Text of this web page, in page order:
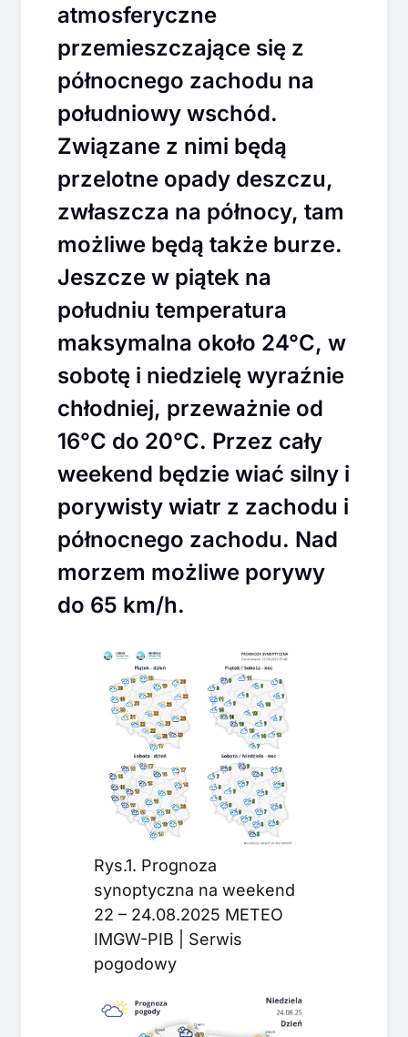
atmosferyczne
przemieszczające się z
północnego zachodu na
południowy wschód.
Związane z nimi będą
przelotne opady deszczu,
zwłaszcza na północy, tam
możliwe będą także burze.
Jeszcze w piątek na
południu temperatura
maksymalna około 24°C, w
sobotę i niedzielę wyraźnie
chłodniej, przeważnie od
16°C do 20°C. Przez cały
weekend będzie wiać silny i
porywisty wiatr z zachodu i
północnego zachodu. Nad
morzem możliwe porywy
do 65 km/h.
Rys.1. Prognoza
synoptyczna na weekend
22 – 24.08.2025 METEO
IMGW-PIB | Serwis
pogodowy